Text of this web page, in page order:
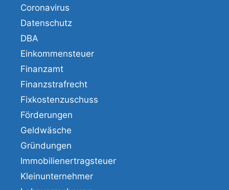
Coronavirus
Datenschutz
DBA
Einkommensteuer
Finanzamt
Finanzstrafrecht
Fixkostenzuschuss
Förderungen
Geldwäsche
Gründungen
Immobilienertragsteuer
Kleinunternehmer